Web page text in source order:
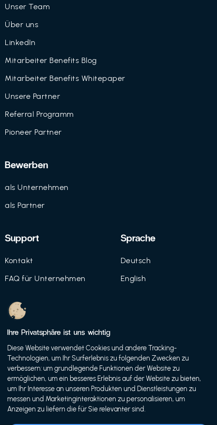
Unser Team
Über uns
LinkedIn
Mitarbeiter Benefits Blog
Mitarbeiter Benefits Whitepaper
Unsere Partner
Referral Programm
Pioneer Partner
Bewerben
als Unternehmen
als Partner
Support
Kontakt
FAQ für Unternehmen
Datenschutz
Nutzungsbedingungen
Sprache
Deutsch
English
© 2021 FutureBens GmbH
Ihre Privatsphäre ist uns wichtig
Diese Website verwendet Cookies und andere Tracking-
Technologien, um Ihr Surferlebnis zu folgenden Zwecken zu
verbessern: um grundlegende Funktionen der Website zu
ermöglichen, um ein besseres Erlebnis auf der Website zu bieten,
um Ihr Interesse an unseren Produkten und Dienstleistungen zu
messen und Marketinginteraktionen zu personalisieren, um
Anzeigen zu liefern die für Sie relevanter sind.